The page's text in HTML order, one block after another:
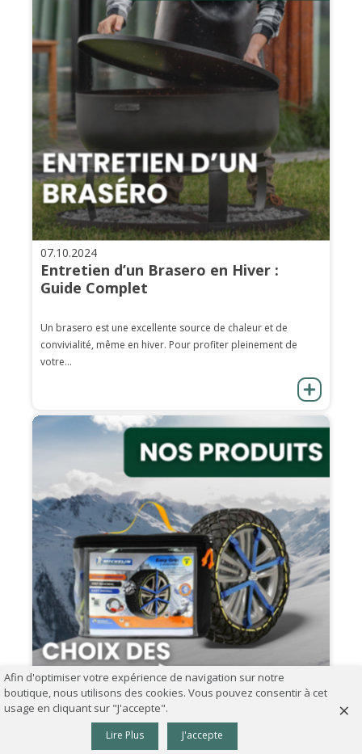
07.10.2024
Entretien d’un Brasero en Hiver :
Guide Complet
Un brasero est une excellente source de chaleur et de
convivialité, même en hiver. Pour profiter pleinement de
votre...
Comment choisir ses chaînes à neige ?
0
Afin d'optimiser votre expérience de navigation sur notre
boutique, nous utilisons des cookies. Vous pouvez consentir à cet
usage en cliquant sur "J'accepte".
Lire Plus J'accepte
×